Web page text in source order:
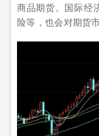
商品期货。国际经
险等，也会对期货